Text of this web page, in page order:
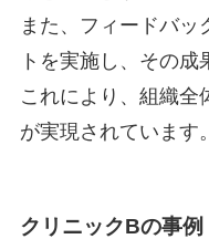
また、フィードバッ
トを実施し、その成
これにより、組織全
が実現されています。
クリニックBの事例